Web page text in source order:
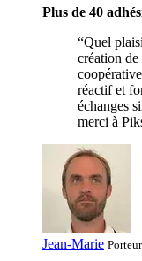
Plus de 40
“Quel
création
réactif et
échanges
merci à
Jean-Marie